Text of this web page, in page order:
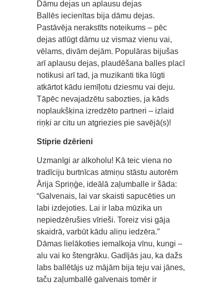
Dāmu dejas un aplausu dejas
Ballēs iecienītas bija dāmu dejas.
Pastāvēja nerakstīts noteikums – pēc
dejas atlūgt dāmu uz vismaz vienu vai,
vēlams, divām dejām. Populāras bijušas
arī aplausu dejas, plaudēšana balles placī
notikusi arī tad, ja muzikanti tika lūgti
atkārtot kādu iemīļotu dziesmu vai deju.
Tāpēc nevajadzētu sabozties, ja kāds
noplaukšķina izredzēto partneri – izlaid
riņķi ar citu un atgriezies pie savējā(s)!
Stiprie dzērieni
Uzmanīgi ar alkoholu! Kā teic viena no
tradīciju burtnīcas atmiņu stāstu autorēm
Ārija Spriņģe, ideālā zaļumballe ir šāda:
“Galvenais, lai var skaisti sapucēties un
labi izdejoties. Lai ir laba mūzika un
nepiedzērušies vīrieši. Toreiz visi gāja
skaidrā, varbūt kādu aliņu iedzēra.”
Dāmas lielākoties iemalkoja vīnu, kungi –
alu vai ko štengrāku. Gadījās jau, ka dažs
labs ballētājs uz mājām bija teju vai jānes,
taču zaļumballē galvenais tomēr ir